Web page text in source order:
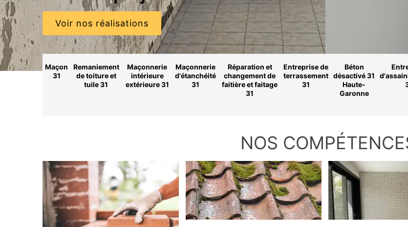
Voir nos réalisations
Maçon
31
Remaniement
de toiture et
tuile 31
Maçonnerie
intérieure
extérieure 31
Maçonnerie
d'étanchéité
31
Réparation et
changement de
faitière et faitage
31
Entreprise de
terrassement
31
Béton
désactivé 31
Haute-
Garonne
NOS